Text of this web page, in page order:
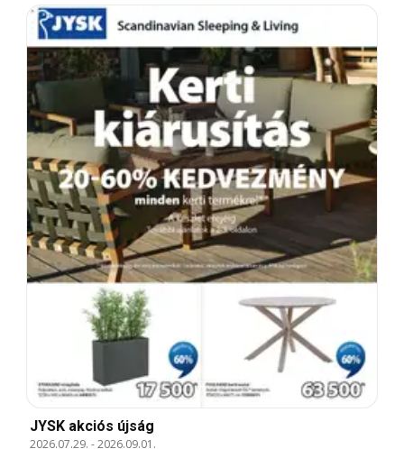
JYSK akciós újság
2026.07.29. -2026.09.01.